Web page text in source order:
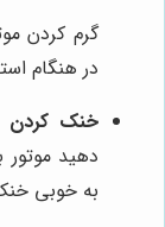
گرم کردن
در هنگام
خنک کردن
دهید موتور
به خوبی